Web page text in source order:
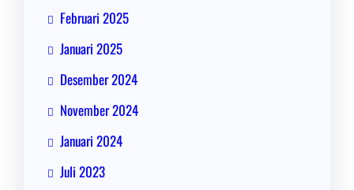
Februari 2025
Januari 2025
Desember 2024
November 2024
Januari 2024
Juli 2023